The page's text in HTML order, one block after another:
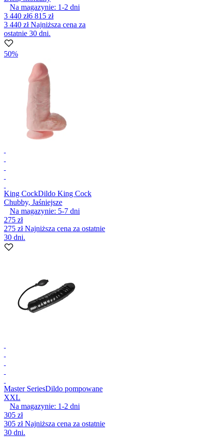
Na magazynie: 1-2 dni
3 440 zł6 815 zł
3 440 złNajniższa cena za
ostatnie 30 dni.
50%
King CockDildo King Cock
Chubby, Jaśniejsze
Na magazynie: 5-7 dni
275 zł
275 złNajniższa cena za ostatnie
30 dni.
Master SeriesDildo pompowane
XXL
Na magazynie: 1-2 dni
305 zł
305 złNajniższa cena za ostatnie
30 dni.